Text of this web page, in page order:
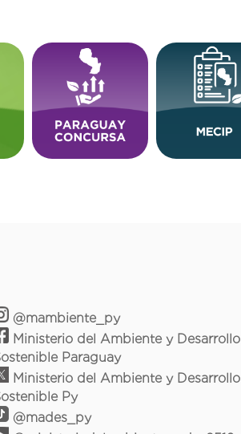
@mambiente_py
Ministerio del Ambiente y Desarrollo
Paraguay
Ministerio del Ambiente y Desarrollo
Py
@mades_py